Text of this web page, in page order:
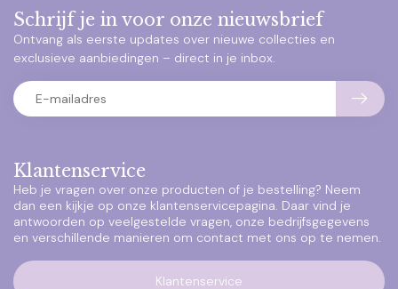
Klantenservice
Heb je vragen over onze producten of je bestelling? Neem
dan een kijkje op onze klantenservicepagina. Daar vind je
antwoorden op veelgestelde vragen, onze bedrijfsgegevens
en verschillende manieren om contact met ons op te nemen.
Klantenservice
Schrijf je in voor onze nieuwsbrief
Ontvang als eerste updates over nieuwe collecties en
exclusieve aanbiedingen – direct in je inbox.